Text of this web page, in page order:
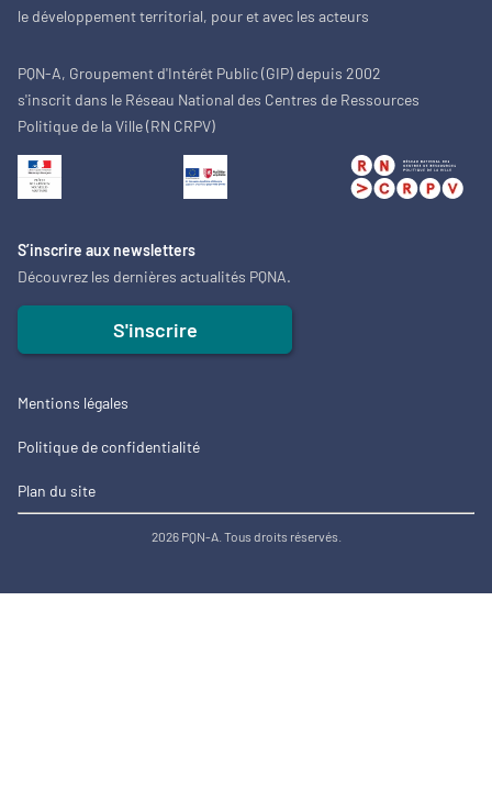
le développement territorial, pour et avec les acteurs
PQN-A, Groupement d'Intérêt Public (GIP) depuis 2002
s'inscrit dans le Réseau National des Centres de Ressources
Politique de la Ville (RN CRPV)
S’inscrire aux newsletters
Découvrez les dernières actualités PQNA.
S'inscrire
Mentions légales
Politique de confidentialité
Plan du site
2026 PQN-A. Tous droits réservés.